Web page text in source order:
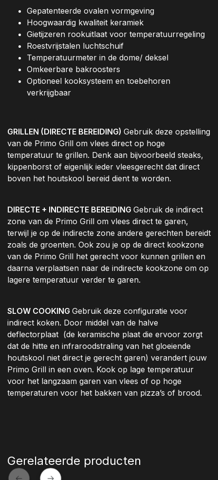
Gepatenteerde ovalen vormgeving
Hoogwaardig kwaliteit keramiek
Gietijzeren rookuitlaat voor temperatuurregeling
Roestvrijstalen luchtschuif
Temperatuurmeter in de dome/ deksel
Omkeerbare bakroosters
Optioneel kooksysteem en toebehoren
verkrijgbaar
GRILLEN (DIRECTE BEREIDING) Gebruik deze opstelling
van de Primo Grill om vlees direct op hoge
temperatuur te grillen. Denk aan bijvoorbeeld steaks,
kippenborst of eigenlijk ieder vleesgerecht dat direct
boven het houtskool bereid dient te worden.
DIRECTE + INDIRECTE BEREIDING Gebruik de indirect
zone van de Primo Grill om vlees direct te garen,
terwijl je op de indirecte zone andere gerechten bereidt
zoals de groenten. Ook zou je op de direct kookzone
van de Primo Grill het gerecht voor kunnen grillen en
daarna verplaatsen naar de indirecte kookzone om op
lagere temperatuur verder te garen.
SLOW COOKING Gebruik deze configuratie voor
indirect koken. Door middel van de halve
deflectorplaat (de keramische plaat die ervoor zorgt
dat de hitte en infraroodstraling van het gloeiende
houtskool niet direct je gerecht garen) verandert jouw
Primo Grill in een oven. Kook op lage temperatuur
voor het langzaam garen van vlees of op hoge
temperaturen voor het bakken van pizza’s of brood.
Gerelateerde producten